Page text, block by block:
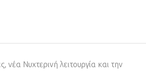
νέα Νυχτερινή λειτουργία και την